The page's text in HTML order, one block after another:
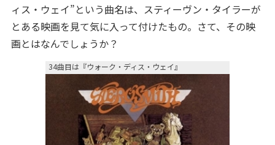
ィス・ウェイ”という曲名は、スティーヴン・タイラーが
とある映画を見て気に入って付けたもの。さて、その映
画とはなんでしょうか？
34曲目は『ウォーク・ディス・ウェイ』